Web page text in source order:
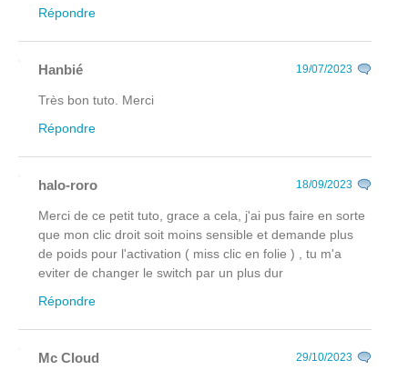
Répondre
Hanbié 19/07/2023
Très bon tuto. Merci
Répondre
halo-roro 18/09/2023
Merci de ce petit tuto, grace a cela, j'ai pus faire en sorte
que mon clic droit soit moins sensible et demande plus
de poids pour l'activation ( miss clic en folie ) , tu m'a
eviter de changer le switch par un plus dur
Répondre
Mc Cloud 29/10/2023